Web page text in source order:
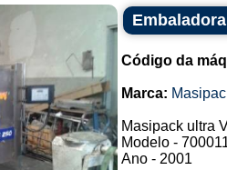
Código da
Marca:
Masipack ultra
Modelo -
Ano - 2001